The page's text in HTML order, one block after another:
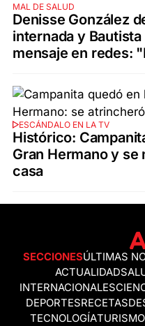
MAL DE SALUD
Denisse González
internada y
mensaje en redes:
ESCÁNDALO EN LA TV
Histórico:
Gran Hermano y se
casa
SECCIONESÚLTIMAS
ACTUALIDAD
INTERNACIONALES
DEPORTESRECETAS
TECNOLOGÍATURISMO